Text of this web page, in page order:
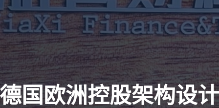
国欧洲控股架构设